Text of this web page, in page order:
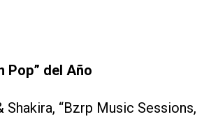
Pop” del Año
Shakira, “Bzrp Music Sessions,